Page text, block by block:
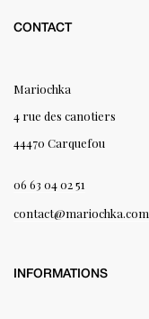
CONTACT
Mariochka
4 rue des canotiers
44470 Carquefou
06 63 04 02 51
contact@mariochka.com
INFORMATIONS